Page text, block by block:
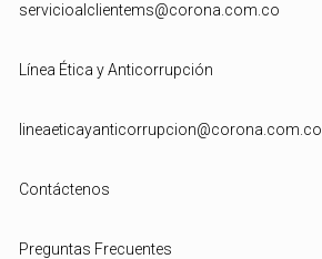
servicioalclientems@corona.com.co
Línea Ética y Anticorrupción
lineaeticayanticorrupcion@corona.com.co
Contáctenos
Preguntas Frecuentes